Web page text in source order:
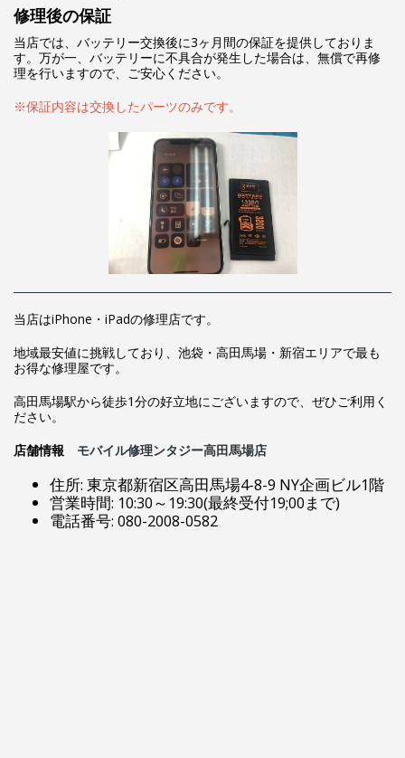
修理後の保証
当店では、バッテリー交換後に3ヶ月間の保証を提供しておりま
す。万が一、バッテリーに不具合が発生した場合は、無償で再修
理を行いますので、ご安心ください。
※保証内容は交換したパーツのみです。
当店はiPhone・iPadの修理店です。
地域最安値に挑戦しており、池袋・高田馬場・新宿エリアで最も
お得な修理屋です。
高田馬場駅から徒歩1分の好立地にございますので、ぜひご利用く
ださい。
店舗情報 モバイル修理ンタジー高田馬場店
住所: 東京都新宿区高田馬場4-8-9 NY企画ビル1階
営業時間: 10:30～19:30(最終受付19;00まで)
電話番号: 080-2008-0582